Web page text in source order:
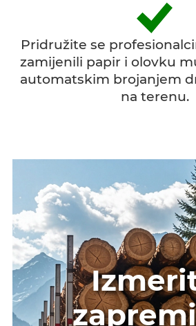
Pridružite se
zamijenili papir i olovku
automatskim brojanjem
na terenu.